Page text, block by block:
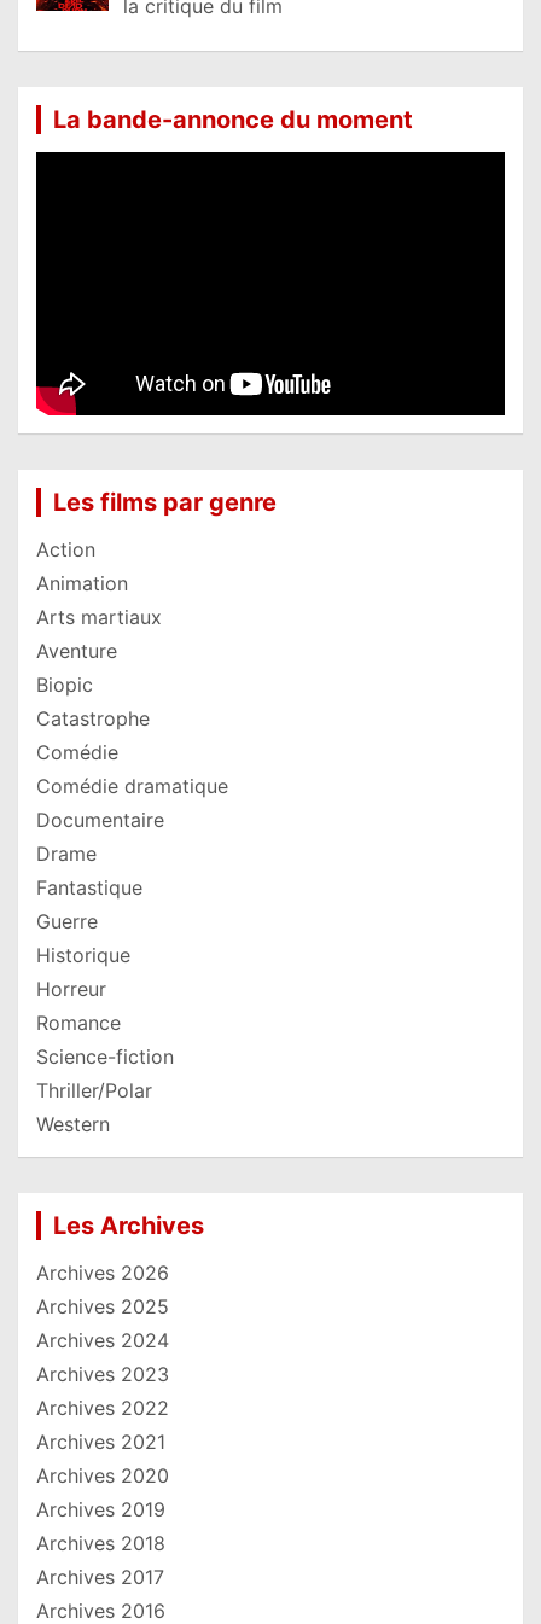
la critique du film
La bande-annonce du moment
Les films par genre
Action
Animation
Arts martiaux
Aventure
Biopic
Catastrophe
Comédie
Comédie dramatique
Documentaire
Drame
Fantastique
Guerre
Historique
Horreur
Romance
Science-fiction
Thriller/Polar
Western
Les Archives
Archives 2026
Archives 2025
Archives 2024
Archives 2023
Archives 2022
Archives 2021
Archives 2020
Archives 2019
Archives 2018
Archives 2017
Archives 2016